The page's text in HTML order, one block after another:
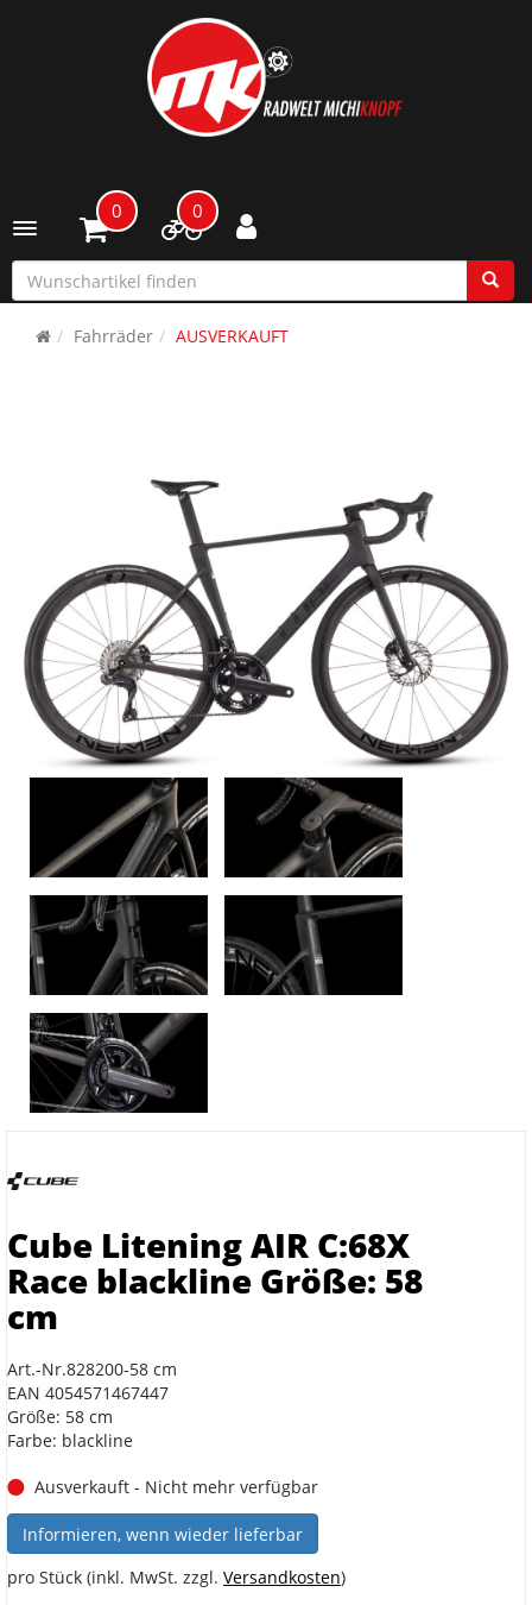
Toggle navigation
0 0
Fahrräder AUSVERKAUFT
Cube Litening AIR C:68X
Race blackline Größe: 58
cm
Art.-Nr.828200-58 cm
EAN 4054571467447
Größe: 58 cm
Farbe: blackline
Ausverkauft - Nicht mehr verfügbar
Informieren, wenn wieder lieferbar
pro Stück (inkl. MwSt. zzgl. Versandkosten)